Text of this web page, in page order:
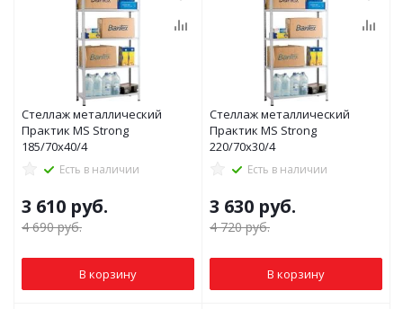
Стеллаж металлический
Практик MS Strong
185/70x40/4
Есть в наличии
3 610 руб.
4 690руб.
В корзину
Стеллаж металлический
Практик MS Strong
220/70x30/4
Есть в наличии
3 630 руб.
4 720руб.
В корзину